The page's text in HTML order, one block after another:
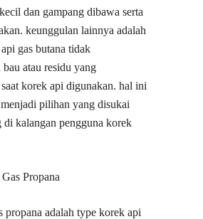
dan gampang dibawa serta
keunggulan lainnya adalah
gas butana tidak
atau residu yang
korek api digunakan. hal ini
pilihan yang disukai
di kalangan pengguna korek
Propana
propana adalah type korek api